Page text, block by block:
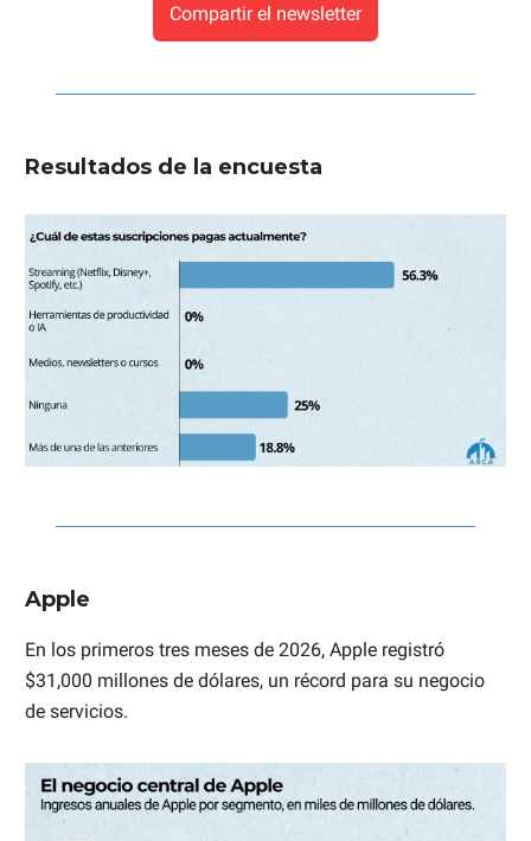
Compartir el newsletter
Resultados de la encuesta
Apple
En los primeros tres meses de 2026, Apple registró
$31,000 millones de dólares, un récord para su negocio
de servicios.